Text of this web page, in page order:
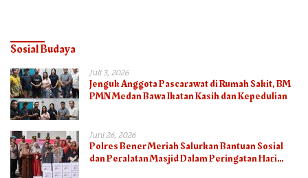
Sosial Budaya
Juli 3, 2026
Jenguk Anggota Pascarawat di Rumah Sakit, BM
PMN Medan Bawa Ikatan Kasih dan Kepedulian
Juni 26, 2026
Polres Bener Meriah Salurkan Bantuan Sosial
dan Peralatan Masjid Dalam Peringatan Hari